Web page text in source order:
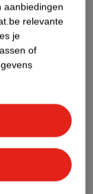
Nature
aanbiedingen
relevante
je
of